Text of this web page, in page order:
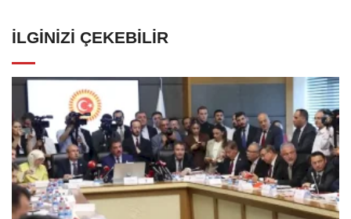
İLGINIZI ÇEKEBILIR